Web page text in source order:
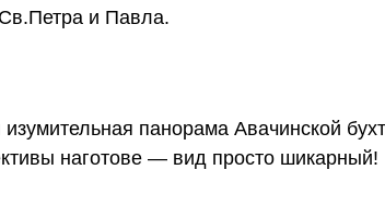
и Павла.
панорама Авачинской
наготове — вид просто шикарный!